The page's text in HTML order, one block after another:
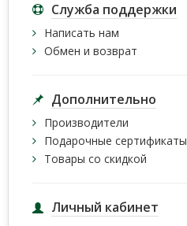
Служба поддержки
Написать нам
Обмен и возврат
Дополнительно
Производители
Подарочные сертификаты
Товары со скидкой
Личный кабинет